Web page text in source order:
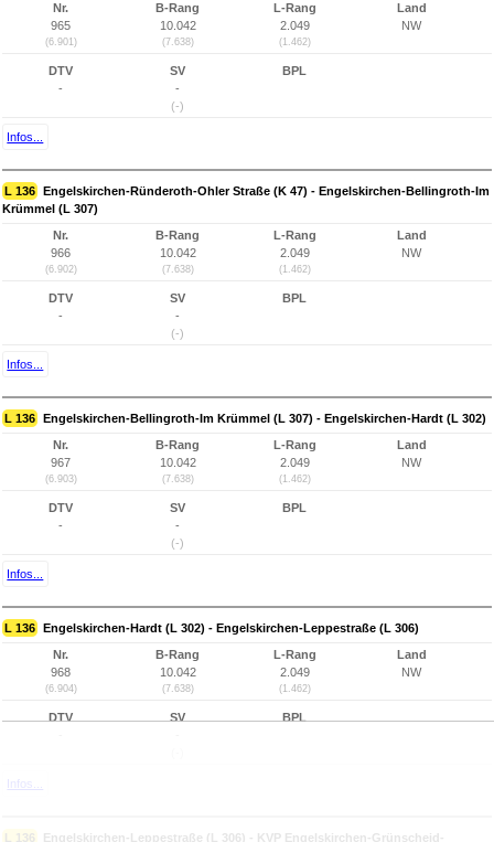
Nr.
965
(6.901)
B-Rang
10.042
(7.638)
L-Rang
2.049
(1.462)
Land
NW
DTV
-
SV
-
(-)
BPL
Infos...
L 136 Engelskirchen-Ründeroth-Ohler Straße (K 47) - Engelskirchen-Bellingroth-Im
Krümmel (L 307)
Nr.
966
(6.902)
B-Rang
10.042
(7.638)
L-Rang
2.049
(1.462)
Land
NW
DTV
-
SV
-
(-)
BPL
Infos...
L 136 Engelskirchen-Bellingroth-Im Krümmel (L 307) - Engelskirchen-Hardt (L 302)
Nr.
967
(6.903)
B-Rang
10.042
(7.638)
L-Rang
2.049
(1.462)
Land
NW
DTV
-
SV
-
(-)
BPL
Infos...
L 136 Engelskirchen-Hardt (L 302) - Engelskirchen-Leppestraße (L 306)
Nr.
968
(6.904)
B-Rang
10.042
(7.638)
L-Rang
2.049
(1.462)
Land
NW
DTV
SV
BPL
Infos...
L 136 Engelskirchen-Leppestraße (L 306) - KVP Engelskirchen-Grünscheid-